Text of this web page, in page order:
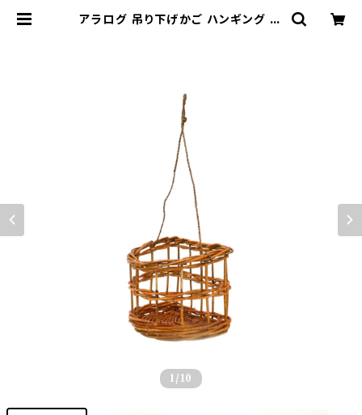
アラログ 吊り下げかご ハンギング 半
1 /10